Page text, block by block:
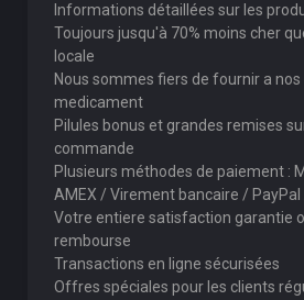
Informations détaillées sur les
Toujours jusqu'à 70% moins cher
locale
Nous sommes fiers de fournir a
medicament
Pilules bonus et grandes remises
commande
Plusieurs méthodes de paiement :
AMEX / Virement bancaire /
Votre entiere satisfaction garantie
rembourse
Transactions en ligne sécurisées
Offres spéciales pour les clients